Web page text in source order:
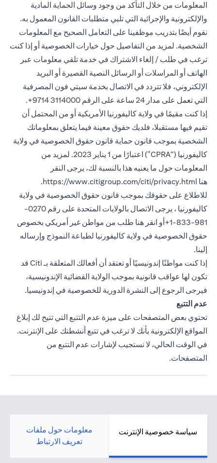
المعلومات من خلال التأكد من وجود وسائل الحماية المادية
والإلكترونية والإجرائية التي تلبي متطلبات القانون المعمول به.
نقوم أيضًا بتدريب موظفينا على التعامل الصحيح مع المعلومات
الشخصية. لمزيد من التفاصيل حول خيارات الخصوصية أو إذا كنت
ترغب في طلب / إلغاء الاشتراك في خدمة تلقي معلومات عبر
الهاتف أو المراسلات أو الرسائل النصية القصيرة أو البريد
الإلكتروني، فلا تتردد في الاتصال بخدمة سيتي فون المصرفية
التي تعمل على مدار 24 ساعة على الرقم 3114000 9714+.
إذا كنت مقيمًا في ولاية كاليفورنيا الأمريكية أو من المحتمل أن
تقيم فيها مستقبلا، فلديك حقوق معينة فيما يتعلق بمعلوماتك
الشخصية بموجب قانون حماية قانون حقوق الخصوصية في ولاية
كاليفورنيا (“CPRA”) اعتبارًا من 1 يناير 2023. لمزيد من
المعلومات حول ما يعنيه هذا بالنسبة لك، يرجى النقر
هنا https://www.citigroup.com/citi/privacy.html
(opens in a new tab).
للاطلاع على حقوقك بموجب قانون حقوق الخصوصية في ولاية
كاليفورنيا ، يرجى الاتصال بالولايات المتحدة على رقم 0270-
981-833-1+أو انقر هنا
طلب من مواطن غير أمريكي بخصوص
حقوق الخصوصية في ولاية كاليفورنيا (opens in a new tab)لطباعة النموذج وإرساله
إلينا.
إذا كنت مواطنًا إندونيسيًا أو تعتقد أن أفعالك المتعلقة بـ Citi قد
تكون لها عواقب قانونية بموجب الولاية القضائية الإندونيسية،
فيرجى الرجوع إلى النشرة الدورية للخصوصية في إندونيسيا(opens in a new tab).
عدم التتبع
تحتوي بعض المتصفحات على ميزة عدم التتبع التي تتيح لك إبلاغ
المواقع الإلكترونية بأنك لا ترغب في تتبع أنشطتك على الإنترنت.
في الوقت الحالي، لا نستجيب لإشارات عدم التتبع من
المتصفحات.
سياسة خصوصية الإنترنت
معلومات حول ملفات
تعريف الارتباط